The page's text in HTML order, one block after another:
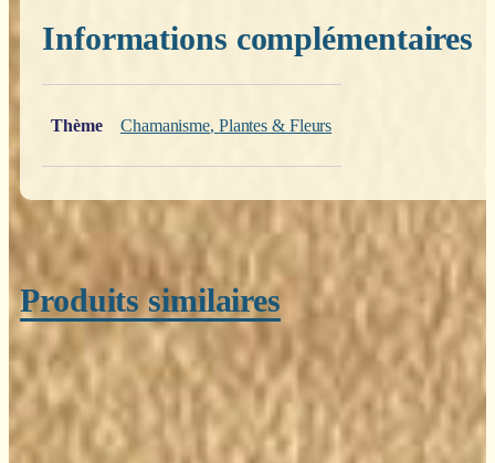
Informations complémentaires
Thème
Chamanisme, Plantes & Fleurs
Produits similaires